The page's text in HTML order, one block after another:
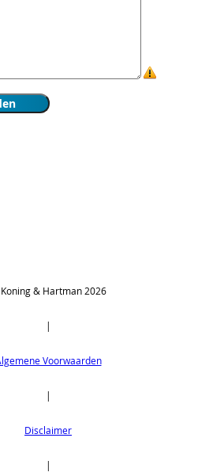
& Hartman 2026
|
Voorwaarden
|
Disclaimer
|